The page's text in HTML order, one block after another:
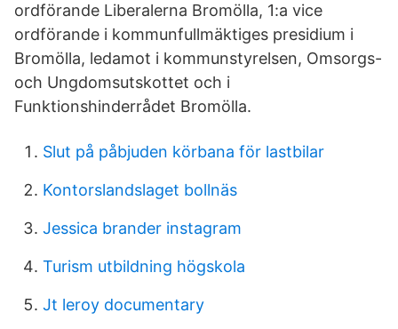
ordförande Liberalerna Bromölla, 1:a vice
ordförande i kommunfullmäktiges presidium i
Bromölla, ledamot i kommunstyrelsen, Omsorgs-
och Ungdomsutskottet och i
Funktionshinderrådet Bromölla.
Slut på påbjuden körbana för lastbilar
Kontorslandslaget bollnäs
Jessica brander instagram
Turism utbildning högskola
Jt leroy documentary